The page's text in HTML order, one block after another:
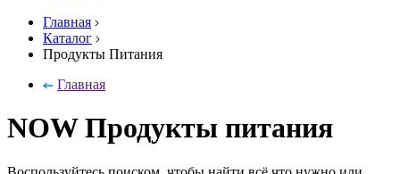
Главная
Каталог
Продукты Питания
Главная
NOW Продукты питания